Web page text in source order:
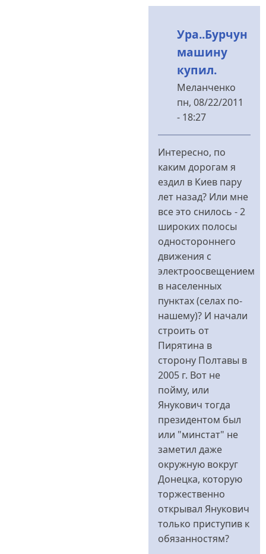
Ура..Бурчун
машину
купил.
Меланченко
пн, 08/22/2011
- 18:27
У
до
Делают
Бурчун
Интересно, по
каким дорогам я
ездил в Киев пару
лет назад? Или мне
все это снилось - 2
широких полосы
одностороннего
движения с
электроосвещением
в населенных
пунктах (селах по-
нашему)? И начали
строить от
Пирятина в
сторону Полтавы в
2005 г. Вот не
пойму, или
Янукович тогда
президентом был
или "минстат" не
заметил даже
окружную вокруг
Донецка, которую
торжественно
открывал Янукович
только приступив к
обязанностям?